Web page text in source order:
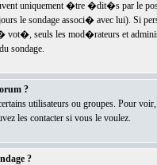
uniquement �tre �dit�s par le
le sondage associ� avec lui). Si
vot�, seuls les mod�rateurs et
sondage.
?
utilisateurs ou groupes. Pour
les contacter si vous le voulez.
?